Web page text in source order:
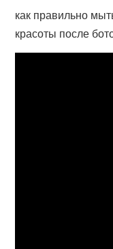
как правильно
красоты после